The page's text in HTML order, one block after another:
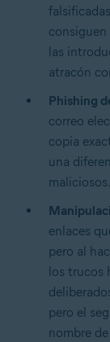
las
atracón
Phishing
correo
copia
una
maliciosos.
enlaces
pero al
los trucos
pero el
nombre